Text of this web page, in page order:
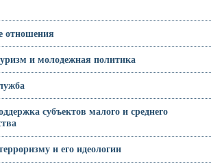
отношения
и молодежная политика
субъектов малого и среднего
и его идеологии